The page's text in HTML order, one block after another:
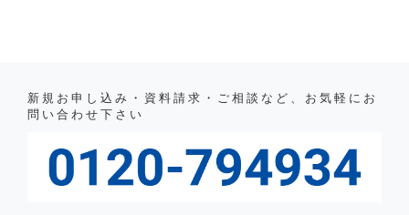
新規お申し込み・資料請求・ご相談など、お気軽にお
問い合わせ下さい